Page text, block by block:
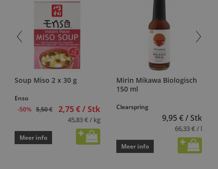
Soup Miso 2 x 30 g
Enso
-50% 5,50 € 2,75 € / Stk
45,83 € / kg
Meer info
Mirin Mikawa Biologisch
150 ml
Clearspring
9,95 € / Stk
66,33 € / l
Meer info